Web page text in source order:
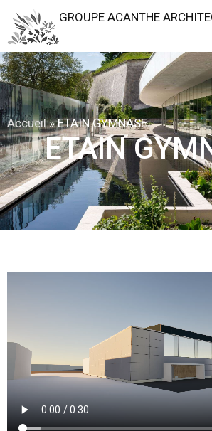
GROUPE ACANTHE
Accueil»ETAIN GYMNASE
ETAIN